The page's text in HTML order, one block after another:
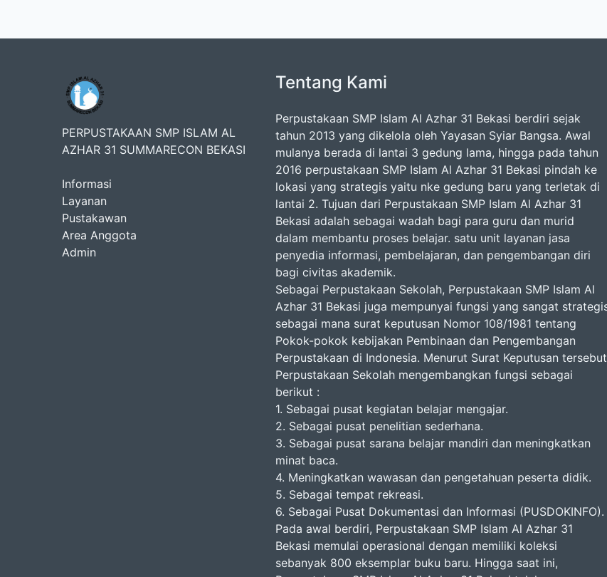
PERPUSTAKAAN SMP ISLAM AL
AZHAR 31 SUMMARECON BEKASI
Informasi
Layanan
Pustakawan
Area Anggota
Admin
Tentang Kami
Perpustakaan SMP Islam Al Azhar 31 Bekasi berdiri sejak
tahun 2013 yang dikelola oleh Yayasan Syiar Bangsa. Awal
mulanya berada di lantai 3 gedung lama, hingga pada tahun
2016 perpustakaan SMP Islam Al Azhar 31 Bekasi pindah ke
lokasi yang strategis yaitu nke gedung baru yang terletak di
lantai 2. Tujuan dari Perpustakaan SMP Islam Al Azhar 31
Bekasi adalah sebagai wadah bagi para guru dan murid
dalam membantu proses belajar. satu unit layanan jasa
penyedia informasi, pembelajaran, dan pengembangan diri
bagi civitas akademik.
Sebagai Perpustakaan Sekolah, Perpustakaan SMP Islam Al
Azhar 31 Bekasi juga mempunyai fungsi yang sangat
sebagai mana surat keputusan Nomor 108/1981 tentang
Pokok-pokok kebijakan Pembinaan dan Pengembangan
Perpustakaan di Indonesia. Menurut Surat Keputusan tersebut
Perpustakaan Sekolah mengembangkan fungsi sebagai
berikut :
1. Sebagai pusat kegiatan belajar mengajar.
2. Sebagai pusat penelitian sederhana.
3. Sebagai pusat sarana belajar mandiri dan meningkatkan
minat baca.
4. Meningkatkan wawasan dan pengetahuan peserta didik.
5. Sebagai tempat rekreasi.
6. Sebagai Pusat Dokumentasi dan Informasi (PUSDOKINFO).
Pada awal berdiri, Perpustakaan SMP Islam Al Azhar 31
Bekasi memulai operasional dengan memiliki koleksi
sebanyak 800 eksemplar buku baru. Hingga saat ini,